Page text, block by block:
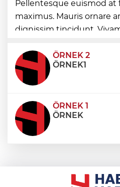
Balıkesir'de
altyapı desteği
Pellentesque euismod at
maximus. Mauris ornare
dignissim tincidunt.
condimentum eros et,
ÖRNEK 2
ÖRNEK1
ÖRNEK 1
ÖRNEK